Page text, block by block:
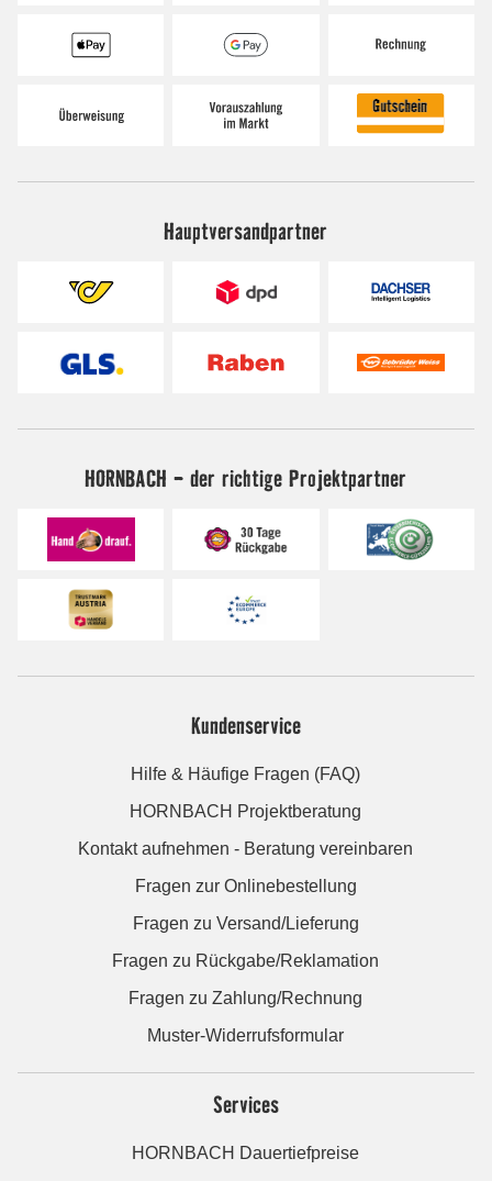
Hauptversandpartner
HORNBACH - der richtige Projektpartner
Kundenservice
Hilfe & Häufige Fragen (FAQ)
HORNBACH Projektberatung
Kontakt aufnehmen - Beratung vereinbaren
Fragen zur Onlinebestellung
Fragen zu Versand/Lieferung
Fragen zu Rückgabe/Reklamation
Fragen zu Zahlung/Rechnung
Muster-Widerrufsformular
Services
HORNBACH Dauertiefpreise